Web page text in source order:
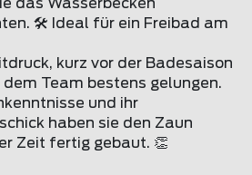
das Wasserbecken
🛠️ Ideal für ein Freibad am
kurz vor der Badesaison
Team bestens gelungen.
und ihr
haben sie den Zaun
Zeit fertig gebaut. 👏